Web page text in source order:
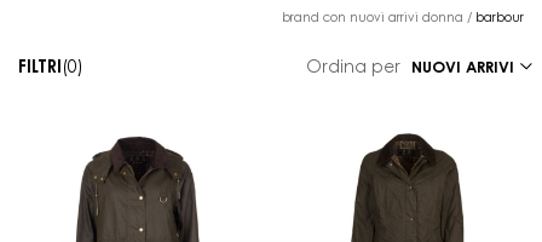
brand con nuovi arrivi donna / barbour
FILTRI (0) Ordina per